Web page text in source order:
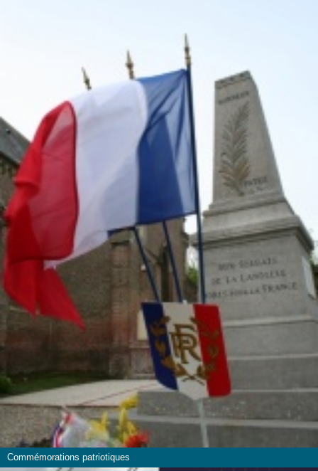
Commémorations patriotiques